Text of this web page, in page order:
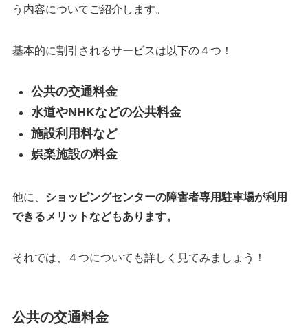
う内容についてご紹介します。
基本的に割引されるサービスは以下の４つ！
公共の交通料金
水道やNHKなどの公共料金
施設利用料など
娯楽施設の料金
他に、 ショッピングセンターの障害者専用駐車場が利用
できるメリットなどもあります。
それでは、４つについても詳しく見てみましょう！
公共の交通料金